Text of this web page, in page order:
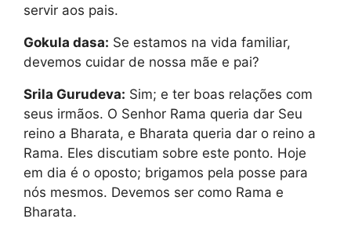
servir aos pais.
Gokula dasa: Se estamos na vida familiar,
devemos cuidar de nossa mãe e pai?
Srila Gurudeva: Sim; e ter boas relações com
seus irmãos. O Senhor Rama queria dar Seu
reino a Bharata, e Bharata queria dar o reino a
Rama. Eles discutiam sobre este ponto. Hoje
em dia é o oposto; brigamos pela posse para
nós mesmos. Devemos ser como Rama e
Bharata.